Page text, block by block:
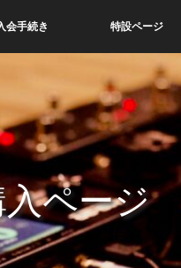
会手続き 特設ページ
ページ